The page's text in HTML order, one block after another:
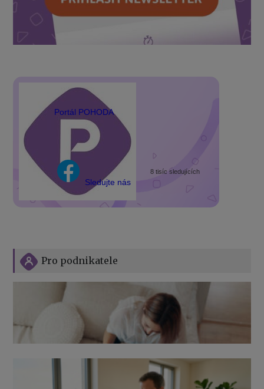
Portál POHODA
Sledujte nás
8 tisíc sledujících
Pro podnikatele